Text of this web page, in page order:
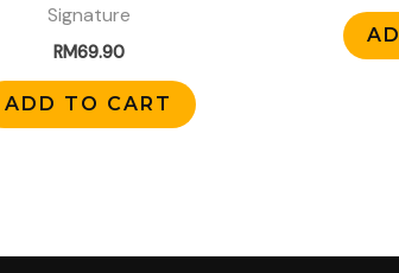
Signature
RM69.90
ADD TO CART